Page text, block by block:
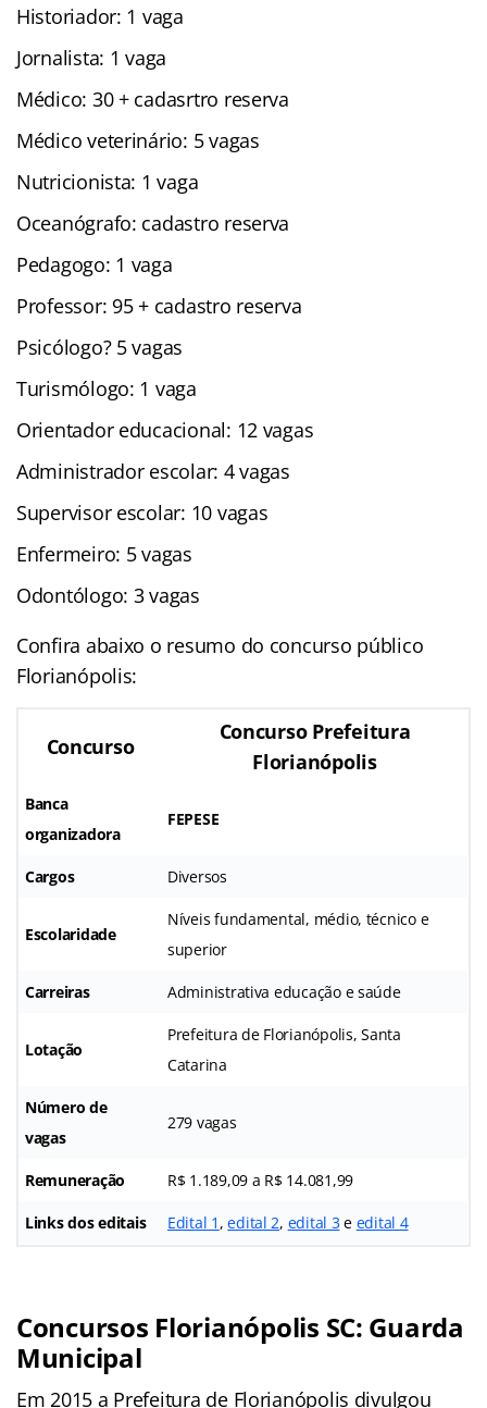
Historiador: 1 vaga
Jornalista: 1 vaga
Médico: 30 + cadasrtro reserva
Médico veterinário: 5 vagas
Nutricionista: 1 vaga
Oceanógrafo: cadastro reserva
Pedagogo: 1 vaga
Professor: 95 + cadastro reserva
Psicólogo? 5 vagas
Turismólogo: 1 vaga
Orientador educacional: 12 vagas
Administrador escolar: 4 vagas
Supervisor escolar: 10 vagas
Enfermeiro: 5 vagas
Odontólogo: 3 vagas
Confira abaixo o resumo do concurso público
Florianópolis:
Concurso
Concurso Prefeitura
Florianópolis
Banca
organizadora
FEPESE
Cargos Diversos
Escolaridade
Níveis fundamental, médio, técnico e
superior
Carreiras Administrativa educação e saúde
Lotação
Prefeitura de Florianópolis, Santa
Catarina
Número de
vagas
279 vagas
Remuneração R$ 1.189,09 a R$ 14.081,99
Links dos editais Edital 1 ,edital 2, edital 3e edital 4
Concursos Florianópolis SC: Guarda
Municipal
Em 2015 a Prefeitura de Florianópolis divulgou